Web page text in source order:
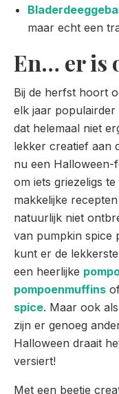
maar echt een
En… er is
Bij de herfst hoort
elk jaar populairder
dat helemaal niet
lekker creatief aan
nu een Halloween-
om iets griezeligs
makkelijke
natuurlijk niet
van pumpkin spice
kunt er de
een heerlijke
pompoenmuffins
spice. Maar ook
zijn er genoeg
Halloween draait
versiert!
Met een beetje